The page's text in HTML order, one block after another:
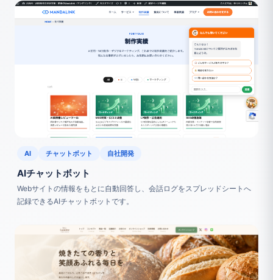
AI チャットボット 自社開発
AIチャットボット
Webサイトの情報をもとに自動回答し、会話ログをスプレッドシートへ
記録できるAIチャットボットです。